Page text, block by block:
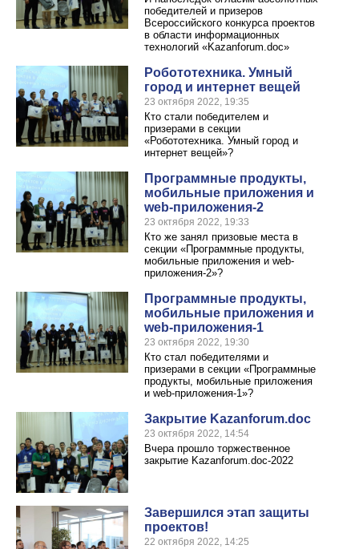
победителей и призеров
Всероссийского конкурса проектов
в области информационных
технологий «Kazanforum.doc»
Робототехника. Умный
город и интернет вещей
23 октября 2022, 19:35
Кто стали победителем и
призерами в секции
«Робототехника. Умный город и
интернет вещей»?
Программные продукты,
мобильные приложения и
web-приложения-2
23 октября 2022, 19:33
Кто же занял призовые места в
секции «Программные продукты,
мобильные приложения и web-
приложения-2»?
Программные продукты,
мобильные приложения и
web-приложения-1
23 октября 2022, 19:30
Кто стал победителями и
призерами в секции «Программные
продукты, мобильные приложения
и web-приложения-1»?
Закрытие Kazanforum.doc
23 октября 2022, 14:54
Вчера прошло торжественное
закрытие Kazanforum.doc-2022
Завершился этап защиты
проектов!
22 октября 2022, 14:25